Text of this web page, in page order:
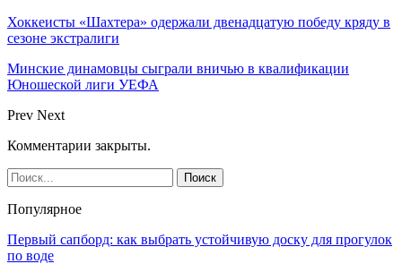
Хоккеисты «Шахтера» одержали двенадцатую победу кряду в
сезоне экстралиги
Минские динамовцы сыграли вничью в квалификации
Юношеской лиги УЕФА
Prev Next
Комментарии закрыты.
Популярное
Первый сапборд: как выбрать устойчивую доску для прогулок
по воде